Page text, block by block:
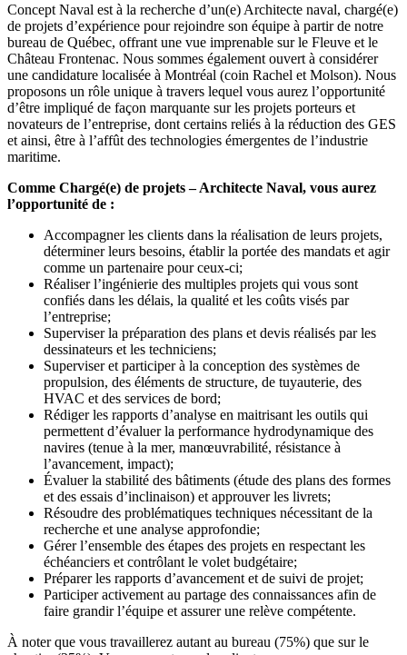
Concept Naval est à la recherche d’un(e) Architecte naval, chargé(e)
de projets d’expérience pour rejoindre son équipe à partir de notre
bureau de Québec, offrant une vue imprenable sur le Fleuve et le
Château Frontenac. Nous sommes également ouvert à considérer
une candidature localisée à Montréal (coin Rachel et Molson). Nous
proposons un rôle unique à travers lequel vous aurez l’opportunité
d’être impliqué de façon marquante sur les projets porteurs et
novateurs de l’entreprise, dont certains reliés à la réduction des GES
et ainsi, être à l’affût des technologies émergentes de l’industrie
maritime.
Comme Chargé(e) de projets – Architecte Naval, vous aurez
l’opportunité de :
Accompagner les clients dans la réalisation de leurs projets,
déterminer leurs besoins, établir la portée des mandats et agir
comme un partenaire pour ceux-ci;
Réaliser l’ingénierie des multiples projets qui vous sont
confiés dans les délais, la qualité et les coûts visés par
l’entreprise;
Superviser la préparation des plans et devis réalisés par les
dessinateurs et les techniciens;
Superviser et participer à la conception des systèmes de
propulsion, des éléments de structure, de tuyauterie, des
HVAC et des services de bord;
Rédiger les rapports d’analyse en maitrisant les outils qui
permettent d’évaluer la performance hydrodynamique des
navires (tenue à la mer, manœuvrabilité, résistance à
l’avancement, impact);
Évaluer la stabilité des bâtiments (étude des plans des formes
et des essais d’inclinaison) et approuver les livrets;
Résoudre des problématiques techniques nécessitant de la
recherche et une analyse approfondie;
Gérer l’ensemble des étapes des projets en respectant les
échéanciers et contrôlant le volet budgétaire;
Préparer les rapports d’avancement et de suivi de projet;
Participer activement au partage des connaissances afin de
faire grandir l’équipe et assurer une relève compétente.
À noter que vous travaillerez autant au bureau (75%) que sur le